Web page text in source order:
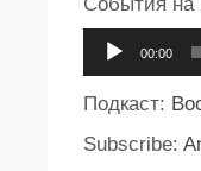
00:00
Подкаст:
Subscribe: